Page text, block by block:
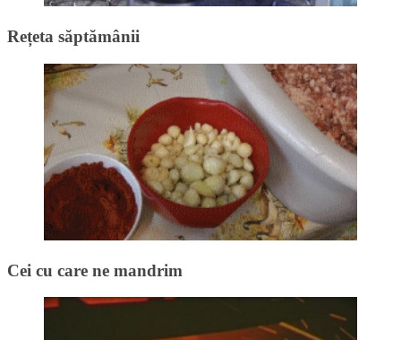
Rețeta săptămânii
Cei cu care ne mandrim